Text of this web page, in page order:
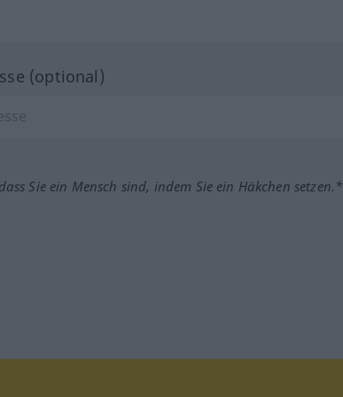
(optional)
Sie ein Mensch sind, indem Sie ein Häkchen setzen.*